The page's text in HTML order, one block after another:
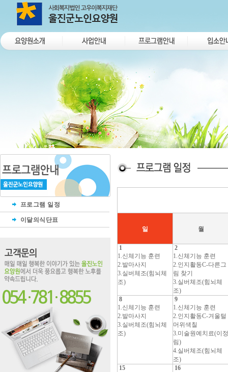
프로그램 일정
이달의식단표
일
월
1
1.신체기능 훈련
2.발마사지
3.실버체조(힘뇌체
조)
2
1.신체기능 훈련
2.인지활동C-다른그
림 찾기
3.실버체조(힘뇌체
조)
8
1.신체기능 훈련
2.발마사지
3.실버체조(힘뇌체
조)
9
1.신체기능 훈련
2.인지활동C-겨울털
머위색칠
3.미술원예치료(이정
림)
4.실버체조(힘뇌체
조)
15
16